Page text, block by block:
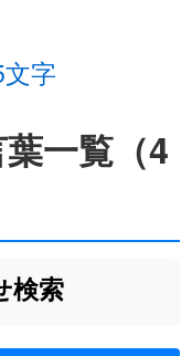
字
葉一覧（4
検索